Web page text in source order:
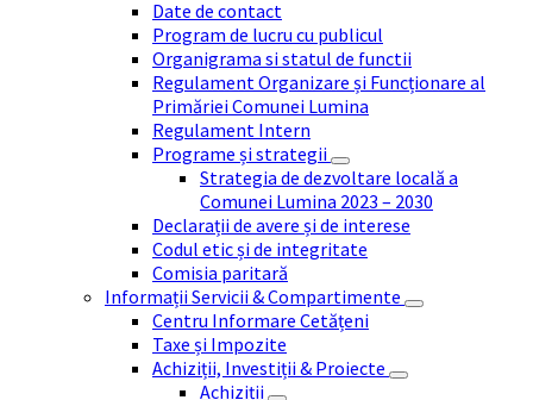
Date de contact
Program de lucru cu publicul
Organigrama si statul de functii
Regulament Organizare și Funcționare al
Primăriei Comunei Lumina
Regulament Intern
Programe și strategii
Strategia de dezvoltare locală a
Comunei Lumina 2023 – 2030
Declarații de avere și de interese
Codul etic și de integritate
Comisia paritară
Informații Servicii & Compartimente
Centru Informare Cetățeni
Taxe și Impozite
Achiziții, Investiții & Proiecte
Achiziții